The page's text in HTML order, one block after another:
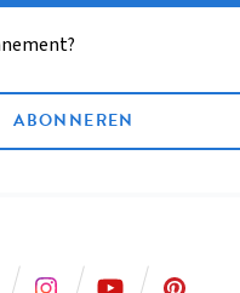
ABONNEREN